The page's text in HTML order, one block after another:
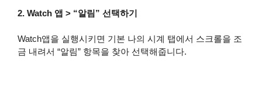
2. Watch 앱 > “알림” 선택하기
Watch앱을 실행시키면 기본 나의 시계 탭에서 스크롤을 조
금 내려서 “알림” 항목을 찾아 선택해줍니다.